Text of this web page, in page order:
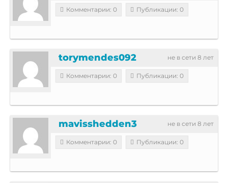
Комментарии: 0 Публикации: 0
не в сети 8 лет
torymendes092
Комментарии: 0 Публикации: 0
не в сети 8 лет
mavisshedden3
Комментарии: 0 Публикации: 0